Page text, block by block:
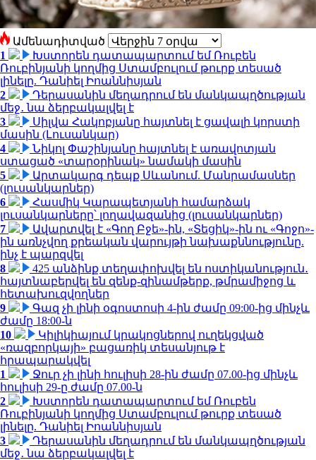
Ամենադիտված
1
Խստորեն դատապարտում եմ Ռուբեն
Ռուբինյանի կողմից Ստամբուլում թուրք տեսած
լինելը. Դանիել Իոաննիսյան
2
Դերասանին մեղադրում են մանկապղծության
մեջ․ նա ձերբակալվել է
3
Սիլվա Հակոբյանը հայտնել է ցավալի կորստի
մասին (Լուսանկար)
4
Նիկոլ Փաշինյանը հայտնել է առավոտյան
ստացած «տարօրինակ» նամակի մասին
5
Արտակարգ դեպք Սևանում. Մանրամասներ
(լուսանկարներ)
6
Հասմիկ Կարապետյանի համարձակ
լուսանկարները՝ լողավազանից (լուսանկարներ)
7
Ավարտվել է «Գող Բջե»-ին, «Տեցիկ»-ին ու «Գոջո»-
ին առնչվող քրեական վարույթի նախաքննությունը.
ինչ է պարզվել
8
425 անձինք տեղափոխվել են ոստիկանություն․
հայտնաբերվել են զենք-զինամթերք, թմրամիջոց և
հետախուզվողներ
9
Գազ չի լինի օգոստոսի 4-ին ժամը 09:00-ից մինչև
ժամը 18:00-ն
10
Կիլիկիայում կրակոցներով ուղեկցված
«ռազբորկայի» բացառիկ տեսանյութ է
հրապարակվել
1
Ջուր չի լինի հուլիսի 28-ին ժամը 07.00-ից մինչև
հուլիսի 29-ը ժամը 07.00-ն
2
Խստորեն դատապարտում եմ Ռուբեն
Ռուբինյանի կողմից Ստամբուլում թուրք տեսած
լինելը. Դանիել Իոաննիսյան
3
Դերասանին մեղադրում են մանկապղծության
մեջ․ նա ձերբակալվել է